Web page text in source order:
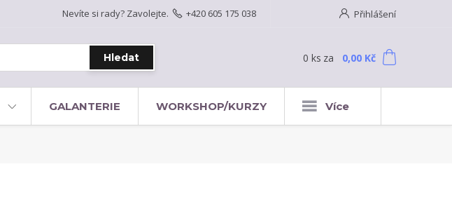
Přihlášení
Hledat
Nevíte si rady? Zavolejte. +420 605 175 038
0 ks za 0,00 Kč
GALANTERIE WORKSHOP/KURZY Více